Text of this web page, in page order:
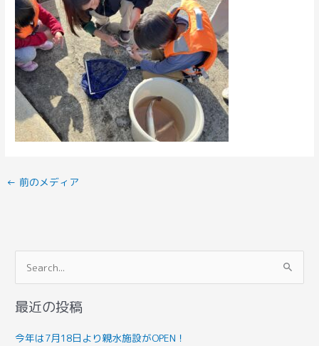
← 前のメディア
索
対
最近の投稿
今年は7月18日より親水施設がOPEN！